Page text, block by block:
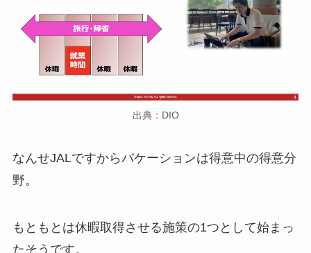
出典：DIO
なんせJALですからバケーションは得意中の得意分
野。
もともとは休暇取得させる施策の1つとして始まっ
たそうです。